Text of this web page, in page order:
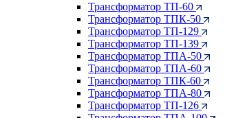
Трансформатор ТП-60
Трансформатор ТПК-50
Трансформатор ТП-129
Трансформатор ТП-139
Трансформатор ТПА-50
Трансформатор ТПА-60
Трансформатор ТПК-60
Трансформатор ТПА-80
Трансформатор ТП-126